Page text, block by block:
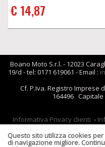
€ 14,87
Boano Moto S.r.l. - 12023
19/d - tel: 0171 619061 - Email :
Cf. P.Iva. Registro Imprese
164496 Capitale
Informativa Privacy clienti -
coloro che inviano i
Questo sito utilizza cookies
di navigazione migliore.